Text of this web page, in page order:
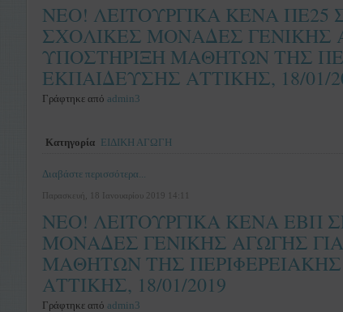
NEO! ΛΕΙΤΟΥΡΓΙΚΑ ΚΕΝΑ
ΣΧΟΛΙΚΕΣ ΜΟΝΑΔΕΣ ΓΕΝΙΚΗΣ
ΥΠΟΣΤΗΡΙΞΗ ΜΑΘΗΤΩΝ ΤΗΣ
ΕΚΠΑΙΔΕΥΣΗΣ ΑΤΤΙΚΗΣ, 18/01/
Γράφτηκε από admin3
Κατηγορία ΕΙΔΙΚΗ ΑΓΩΓΗ
Διαβάστε περισσότερα...
Παρασκευή, 18 Ιανουαρίου 2019 14:11
NEO! ΛΕΙΤΟΥΡΓΙΚΑ ΚΕΝΑ ΕΒΠ
ΜΟΝΑΔΕΣ ΓΕΝΙΚΗΣ ΑΓΩΓΗΣ
ΜΑΘΗΤΩΝ ΤΗΣ
ΑΤΤΙΚΗΣ, 18/01/2019
Γράφτηκε από admin3